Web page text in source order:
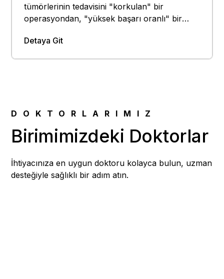
tümörlerinin tedavisini "korkulan" bir
operasyondan, "yüksek başarı oranlı" bir
Detaya Git
DOKTORLARIMIZ
Birimimizdeki Doktorlar
İhtiyacınıza en uygun doktoru kolayca bulun, uzman
desteğiyle sağlıklı bir adım atın.